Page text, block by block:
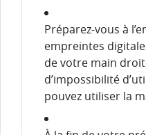
Préparez-vous à
empreintes
de votre main
d’impossibilité
pouvez utiliser la